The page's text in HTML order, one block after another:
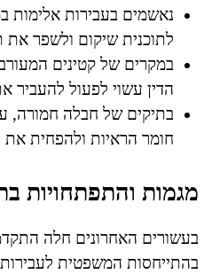
נאשמים בעבירות אלימות
לתוכנית שיקום ולשפר את
במקרים של קטינים
הדין עשוי לפעול להעביר
בתיקים של חבלה חמורה,
חומר הראיות ולהפחית את
מגמות והתפתחויות
בעשורים האחרונים חלה
בהתייחסות המשפטית